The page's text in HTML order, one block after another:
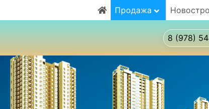
Продажа
8 (978)